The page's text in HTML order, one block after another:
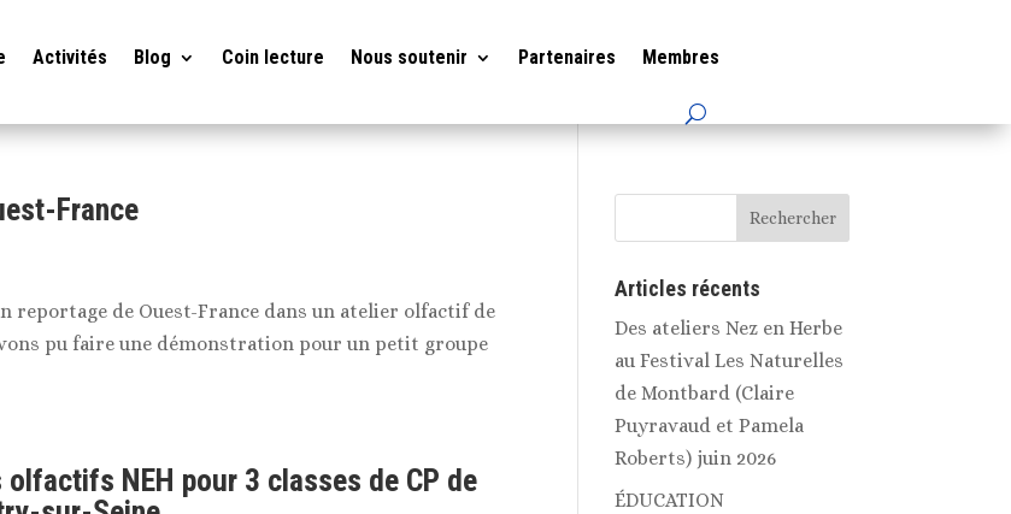
Activités Blog Coin lecture Nous soutenir Partenaires Membres
France
reportage de Ouest-France dans un atelier olfactif de
pu faire une démonstration pour un petit groupe
NEH pour 3 classes de CP de
Articles récents
Des ateliers Nez en Herbe
au Festival Les Naturelles
de Montbard (Claire
Puyravaud et Pamela
Roberts) juin 2026
ÉDUCATION